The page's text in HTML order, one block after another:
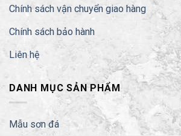
Chính sách vận chuyển giao hàng
Chính sách bảo hành
Liên hệ
DANH MỤC SẢN PHẨM
Mẫu sơn đá